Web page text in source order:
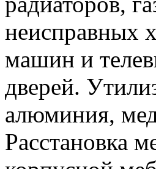
неисправных
машин и
дверей.
алюминия,
Расстановка